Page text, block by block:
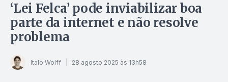
‘Lei Felca’ pode inviabilizar boa
parte da internet e não resolve
problema
Italo Wolff 28 agosto 2025 às 13h58